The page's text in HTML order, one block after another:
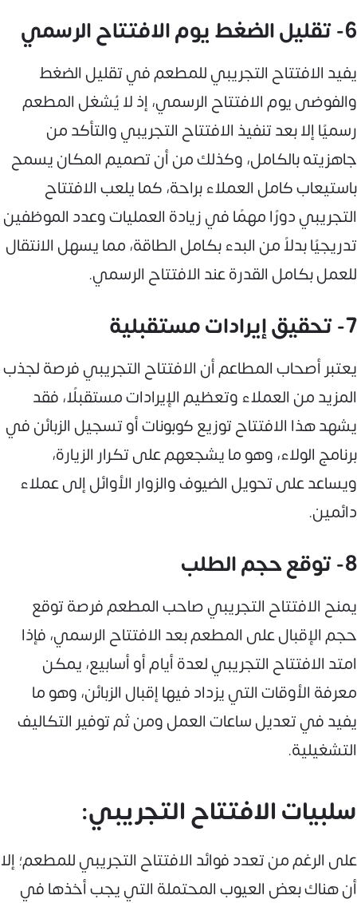
6- تقليل الضغط يوم الافتتاح الرسمي
يفيد الافتتاح التجريبي للمطعم في تقليل الضغط
والفوضى يوم الافتتاح الرسمي، إذ لا يُشغل المطعم
رسميًا إلا بعد تنفيذ الافتتاح التجريبي والتأكد من
جاهزيته بالكامل، وكذلك من أن تصميم المكان يسمح
باستيعاب كامل العملاء براحة، كما يلعب الافتتاح
التجريبي دورًا مهمًا في زيادة العمليات وعدد الموظفين
تدريجيًا بدلاً من البدء بكامل الطاقة، مما يسهل الانتقال
للعمل بكامل القدرة عند الافتتاح الرسمي.
7- تحقيق إيرادات مستقبلية
يعتبر أصحاب المطاعم أن الافتتاح التجريبي فرصة لجذب
المزيد من العملاء وتعظيم الإيرادات مستقبلًا، فقد
يشهد هذا الافتتاح توزيع كوبونات أو تسجيل الزبائن في
برنامج الولاء، وهو ما يشجعهم على تكرار الزيارة،
ويساعد على تحويل الضيوف والزوار الأوائل إلى عملاء
دائمين.
8- توقع حجم الطلب
يمنح الافتتاح التجريبي صاحب المطعم فرصة توقع
حجم الإقبال على المطعم بعد الافتتاح الرسمي، فإذا
امتد الافتتاح التجريبي لعدة أيام أو أسابيع، يمكن
معرفة الأوقات التي يزداد فيها إقبال الزبائن، وهو ما
يفيد في تعديل ساعات العمل ومن ثم توفير التكاليف
التشغيلية.
سلبيات الافتتاح التجريبي:
على الرغم من تعدد فوائد الافتتاح التجريبي للمطعم؛ إلا
أن هناك بعض العيوب المحتملة التي يجب أخذها في